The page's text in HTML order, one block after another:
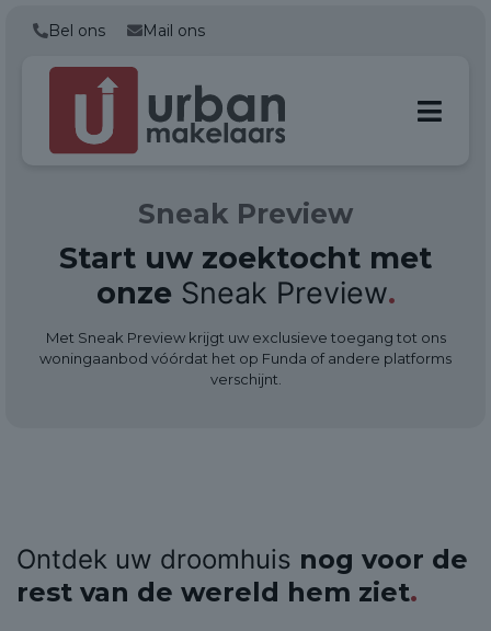
Bel ons Mail ons
Sneak Preview
Start uw zoektocht met
onze Sneak Preview.
Met Sneak Preview krijgt uw exclusieve toegang tot ons
woningaanbod vóórdat het op Funda of andere platforms
verschijnt.
Ontdek uw droomhuis nog voor de
rest van de wereld hem ziet.